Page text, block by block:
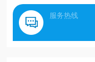
服务热线